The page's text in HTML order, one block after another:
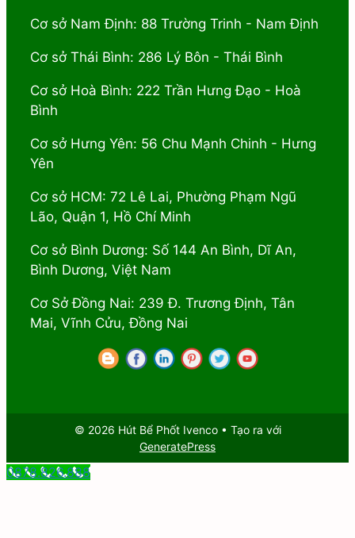
Cơ sở Nam Định: 88 Trường Trinh - Nam Định
Cơ sở Thái Bình: 286 Lý Bôn - Thái Bình
Cơ sở Hoà Bình: 222 Trần Hưng Đạo - Hoà
Bình
Cơ sở Hưng Yên: 56 Chu Mạnh Chinh - Hưng
Yên
Cơ sở HCM: 72 Lê Lai, Phường Phạm Ngũ
Lão, Quận 1, Hồ Chí Minh
Cơ sở Bình Dương: Số 144 An Bình, Dĩ An,
Bình Dương, Việt Nam
Cơ Sở Đồng Nai: 239 Đ. Trương Định, Tân
Mai, Vĩnh Cửu, Đồng Nai
© 2026 Hút Bể Phốt Ivenco• Tạo ra với
GeneratePress
0878.826.888